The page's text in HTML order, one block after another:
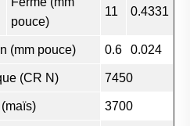
pouce)
11 0.4331
(mm pouce) 0.6 0.024
(CR N) 7450
3700